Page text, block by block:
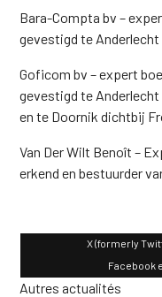
Bara-Compta bv –
gevestigd te
Goficom bv – expert
gevestigd te
en te Doornik dichtbij
Van Der Wilt Benoît –
erkend en bestuurder
X (formerly
Facebook
Autres actualités